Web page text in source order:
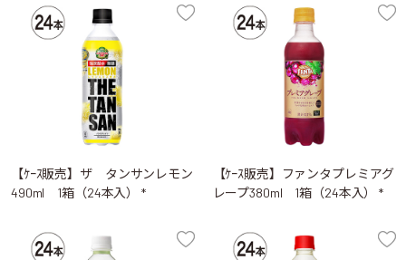
【ｹｰｽ販売】ザ タンサンレモン
490ml 1箱（24本入） *
【ｹｰｽ販売】ファンタプレミアグ
レープ380ml 1箱（24本入） *